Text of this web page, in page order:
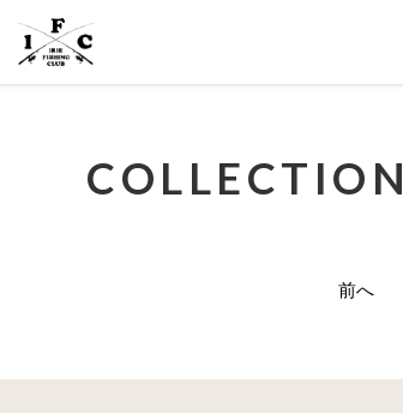
COLLECTION
前へ